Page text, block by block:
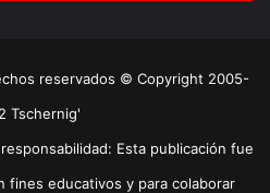
reservados © Copyright 2005-
Tschernig'
Esta publicación fue
fines educativos y para colaborar